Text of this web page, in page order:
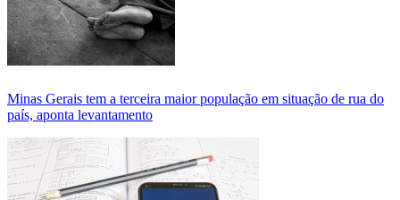
Minas Gerais tem a terceira maior população em situação de rua do
país, aponta levantamento